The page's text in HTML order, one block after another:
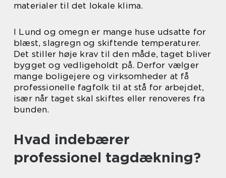
materialer til det lokale klima.
I Lund og omegn er mange huse udsatte for
blæst, slagregn og skiftende temperaturer.
Det stiller høje krav til den måde, taget bliver
bygget og vedligeholdt på. Derfor vælger
mange boligejere og virksomheder at få
professionelle fagfolk til at stå for arbejdet,
især når taget skal skiftes eller renoveres fra
bunden.
Hvad indebærer
professionel tagdækning?